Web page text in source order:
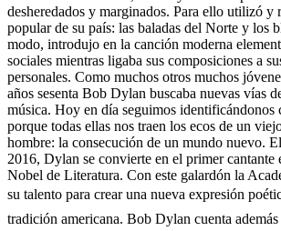
desheredados y marginados. Para ello utilizó
popular de su país: las baladas del Norte y los
modo, introdujo en la canción moderna
sociales mientras ligaba sus composiciones a
personales. Como muchos otros muchos
años sesenta Bob Dylan buscaba nuevas vías
música. Hoy en día seguimos identificándonos
porque todas ellas nos traen los ecos de un
hombre: la consecución de un mundo nuevo.
2016, Dylan se convierte en el primer cantante
Nobel de Literatura. Con este galardón la
su talento para crear una nueva expresión
tradición americana. Bob Dylan cuenta